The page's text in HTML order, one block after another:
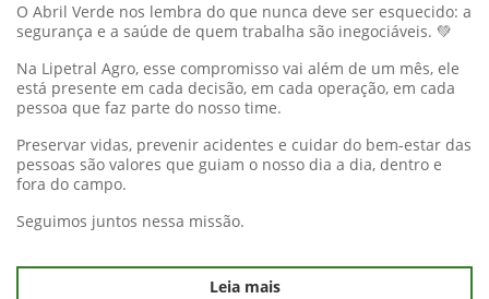
O Abril Verde nos lembra do que nunca deve ser esquecido: a
segurança e a saúde de quem trabalha são inegociáveis. 💚
Na Lipetral Agro, esse compromisso vai além de um mês, ele
está presente em cada decisão, em cada operação, em cada
pessoa que faz parte do nosso time.
Preservar vidas, prevenir acidentes e cuidar do bem-estar das
pessoas são valores que guiam o nosso dia a dia, dentro e
fora do campo.
Seguimos juntos nessa missão.
Leia mais